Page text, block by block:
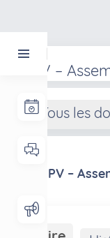
PV –
Tous les
PV –